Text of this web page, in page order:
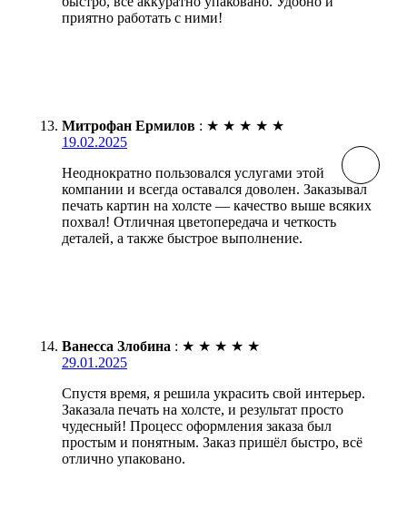
приятно работать с ними!
Митрофан Ермилов : ★ ★ ★ ★ ★
19.02.2025
Неоднократно пользовался услугами этой
компании и всегда оставался доволен. Заказывал
печать картин на холсте — качество выше всяких
похвал! Отличная цветопередача и четкость
деталей, а также быстрое выполнение.
Ванесса Злобина : ★ ★ ★ ★ ★
29.01.2025
Спустя время, я решила украсить свой интерьер.
Заказала печать на холсте, и результат просто
чудесный! Процесс оформления заказа был
простым и понятным. Заказ пришёл быстро, всё
отлично упаковано.